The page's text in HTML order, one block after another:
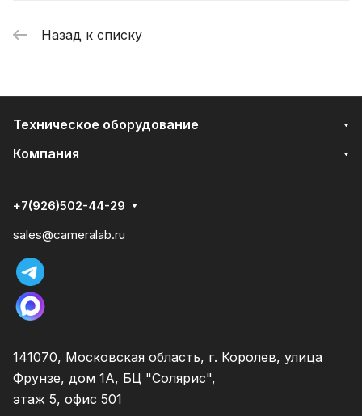
Назад к списку
Техническое оборудование
Компания
+7(926)502-44-29
sales@cameralab.ru
141070, Московская область, г. Королев, улица
Фрунзе, дом 1А, БЦ "Солярис",
этаж 5, офис 501